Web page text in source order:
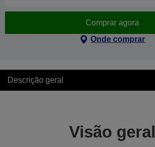
Comprar agora
Onde comprar
Descrição geral
Visão geral